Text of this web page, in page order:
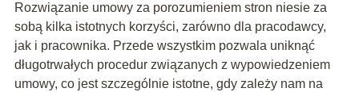
Rozwiązanie umowy za porozumieniem stron niesie za
sobą kilka istotnych korzyści, zarówno dla pracodawcy,
jak i pracownika. Przede wszystkim pozwala uniknąć
długotrwałych procedur związanych z wypowiedzeniem
umowy, co jest szczególnie istotne, gdy zależy nam na